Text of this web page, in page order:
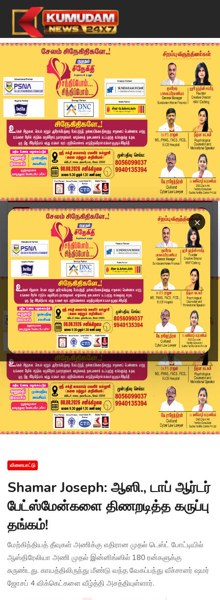
×
Home
விளையாட்டு
Shamar Joseph: ஆஸி., டாப் ஆர்டர் பேட்ஸ்மேன்களை ...
விளையாட்டு
Shamar Joseph: ஆஸி., டாப் ஆர்டர்
பேட்ஸ்மேன்களை திணறடித்த கருப்பு
தங்கம்!
மேற்கிந்தியத் தீவுகள் அணிக்கு எதிரான முதல் டெஸ்ட் போட்டியில்
ஆஸ்திரேலியா அணி முதல் இன்னிங்ஸில் 180 ரன்களுக்கு
சுருண்டது. காயத்திலிருந்து மீண்டு வந்த வேகப்பந்து வீச்சாளர் ஷமர்
ஜோசப் 4 விக்கெட்களை வீழ்த்தி அசத்தியுள்ளார்.